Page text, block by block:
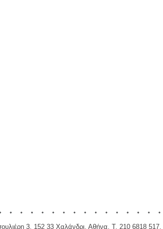
3, 152 33 Χαλάνδρι, Αθήνα, Τ. 210 6818 517,